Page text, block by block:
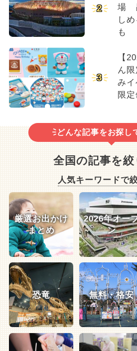
2
場
し
も
3
【
ん
み
限
どんな記事をお探し
全国の記事を
人気キーワードで
厳選お出かけ
まとめ
2026年オー
ン
恐竜 無料・格安